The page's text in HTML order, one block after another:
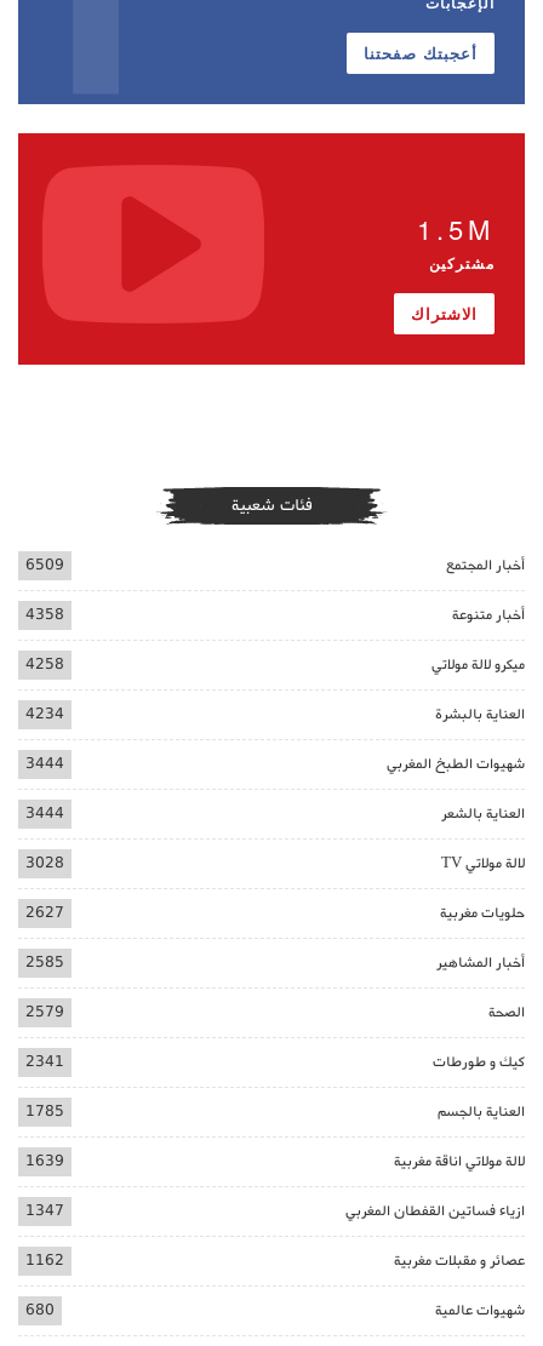
أعجبتك صفحتنا
1.5M
مشتركين
الاشتراك
فئات شعبية
أخبار المجتمع 6509
أخبار متنوعة 4358
ميكرو لالة مولاتي 4258
العناية بالبشرة 4234
شهيوات الطبخ المغربي 3444
العناية بالشعر 3444
لالة مولاتي TV 3028
حلويات مغربية 2627
أخبار المشاهير 2585
الصحة 2579
كيك و طورطات 2341
العناية بالجسم 1785
لالة مولاتي اناقة مغربية 1639
ازياء فساتين القفطان المغربي 1347
عصائر و مقبلات مغربية 1162
شهيوات عالمية 680